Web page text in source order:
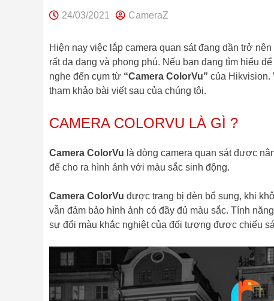
24/03/2021 CameraZ
Hiện nay việc lắp camera quan sát đang dần trở
rất da dạng và phong phú. Nếu bạn đang tìm hiểu
nghe đến cụm từ “Camera ColorVu” của Hikvision.
tham khảo bài viết sau của chúng tôi.
CAMERA COLORVU LÀ GÌ ?
Camera ColorVu là dòng camera quan sát được
để cho ra hình ảnh với màu sắc sinh động.
Camera ColorVu được trang bị đèn bổ sung, khi
vẫn đảm bảo hình ảnh có đầy đủ màu sắc. Tính
sự đổi màu khắc nghiệt của đối tượng được chiếu